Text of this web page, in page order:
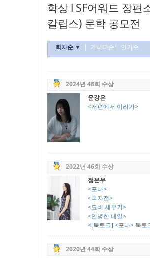
학상 l SF어워드 장편
칼립스) 문학 공모전
회차순 ▼ | 가나다순 | 인기순
2024년 48회 수상
윤강은
<저편에서 이리가>
2022년 46회 수상
정은우
<포나>
<국자전>
<묘비 세우기>
<안녕한 내일>
<[북토크] <포나> 북토
2020년 44회 수상